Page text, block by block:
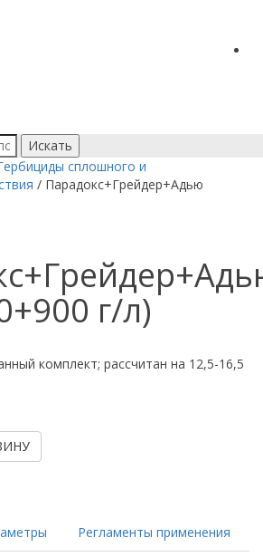
Искать
сплошного и
/ Парадокс+Грейдер+Адью
г/л)
комплект; рассчитан на 12,5-16,5
Регламенты применения